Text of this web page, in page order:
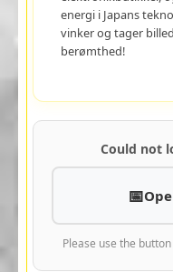
energi i Japans
vinker og tager
berømthed!
Could not
Please use the